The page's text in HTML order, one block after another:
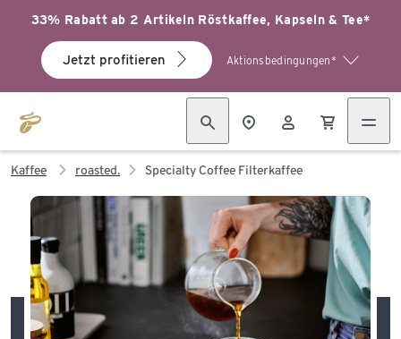
33% Rabatt ab 2 Artikeln Röstkaffee, Kapseln & Tee*
Jetzt profitieren Aktionsbedingungen*
Kaffee roasted. Specialty Coffee Filterkaffee